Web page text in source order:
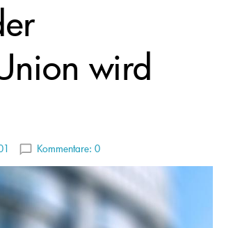
wird
Kommentare: 0